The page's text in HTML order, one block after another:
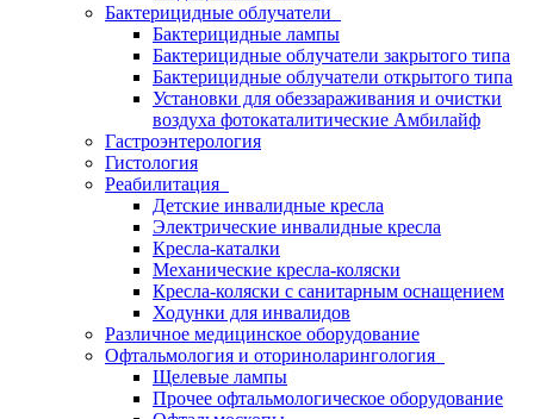
Бактерицидные облучатели
Бактерицидные лампы
Бактерицидные облучатели закрытого типа
Бактерицидные облучатели открытого типа
Установки для обеззараживания и очистки
воздуха фотокаталитические Амбилайф
Гастроэнтерология
Гистология
Реабилитация
Детские инвалидные кресла
Электрические инвалидные кресла
Кресла-каталки
Механические кресла-коляски
Кресла-коляски с санитарным оснащением
Ходунки для инвалидов
Различное медицинское оборудование
Офтальмология и оториноларингология
Щелевые лампы
Прочее офтальмологическое оборудование